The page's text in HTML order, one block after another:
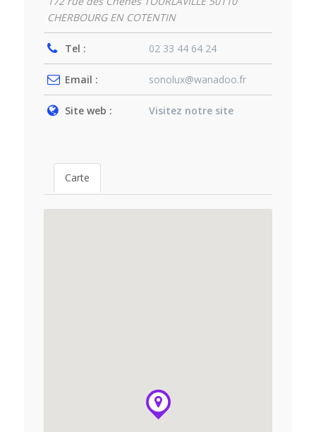
CHERBOURG EN COTENTIN
Tel : 02 33 44 64 24
Email : sonolux@wanadoo.fr
Site web : Visitez notre site
Carte